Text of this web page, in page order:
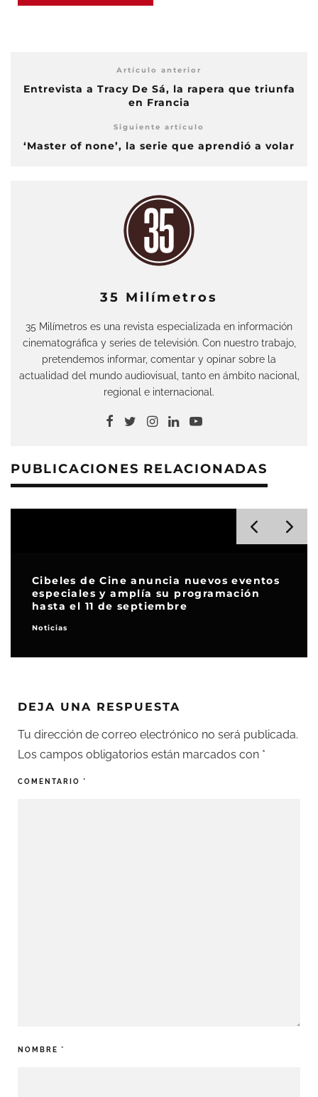
Artículo anterior
Entrevista a Tracy De Sá, la rapera que triunfa
en Francia
Siguiente artículo
‘Master of none’, la serie que aprendió a volar
35 Milímetros
35 Milímetros es una revista especializada en información
cinematográfica y series de televisión. Con nuestro trabajo,
pretendemos informar, comentar y opinar sobre la
actualidad del mundo audiovisual, tanto en ámbito nacional,
regional e internacional.
PUBLICACIONES RELACIONADAS
eventos
Morfilm Festival, el evento
se come aterriza en
DEJA UNA RESPUESTA
Tu dirección de correo electrónico no será publicada.
Los campos obligatorios están marcados con *
COMENTARIO *
NOMBRE *